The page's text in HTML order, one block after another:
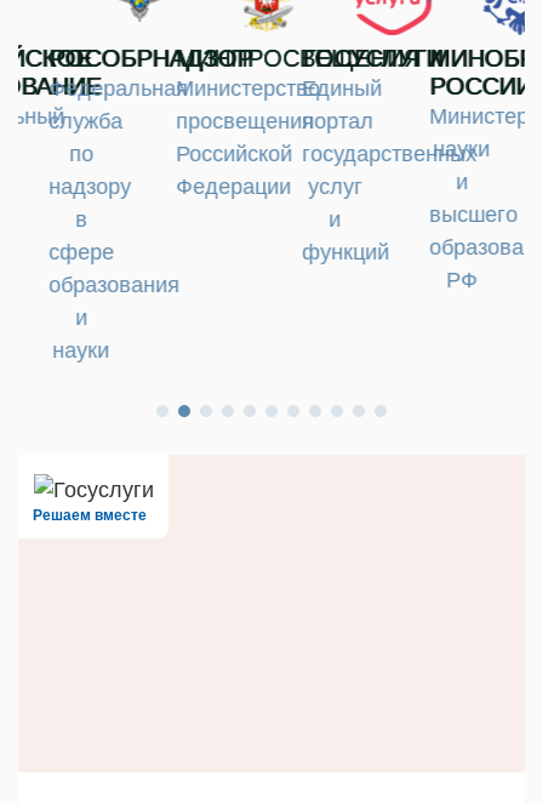
РОСОБРНАДЗОР
Федеральная
служба
по
надзору
в
сфере
образования
и
науки
МИНПРОСВЕЩЕНИЯ
Министерство
просвещения
Российской
Федерации
ГОСУСЛУГИ
Единый
портал
государственных
услуг
и
функций
РОССИИ
науки
и
высшего
РФ
Решаем вместе